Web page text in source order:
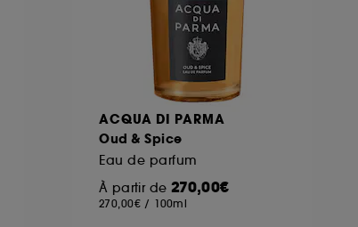
ACQUA DI PARMA
Oud & Spice
Eau de parfum
À partir de 270,00€
270,00€ / 100ml